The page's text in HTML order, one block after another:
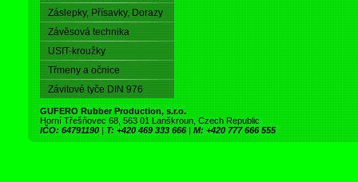
Záslepky, Přísavky, Dorazy
Závěsová technika
USIT-kroužky
Třmeny a očnice
Závitové tyče DIN 976
GUFERO Rubber Production, s.r.o.
Horní Třešňovec 68, 563 01 Lanškroun, Czech Republic
IČO: 64791190 | T: +420 469 333 666 | M: +420 777 666 555